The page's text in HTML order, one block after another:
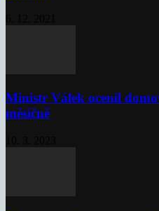
Ministr Válek ocenil
měsíčně